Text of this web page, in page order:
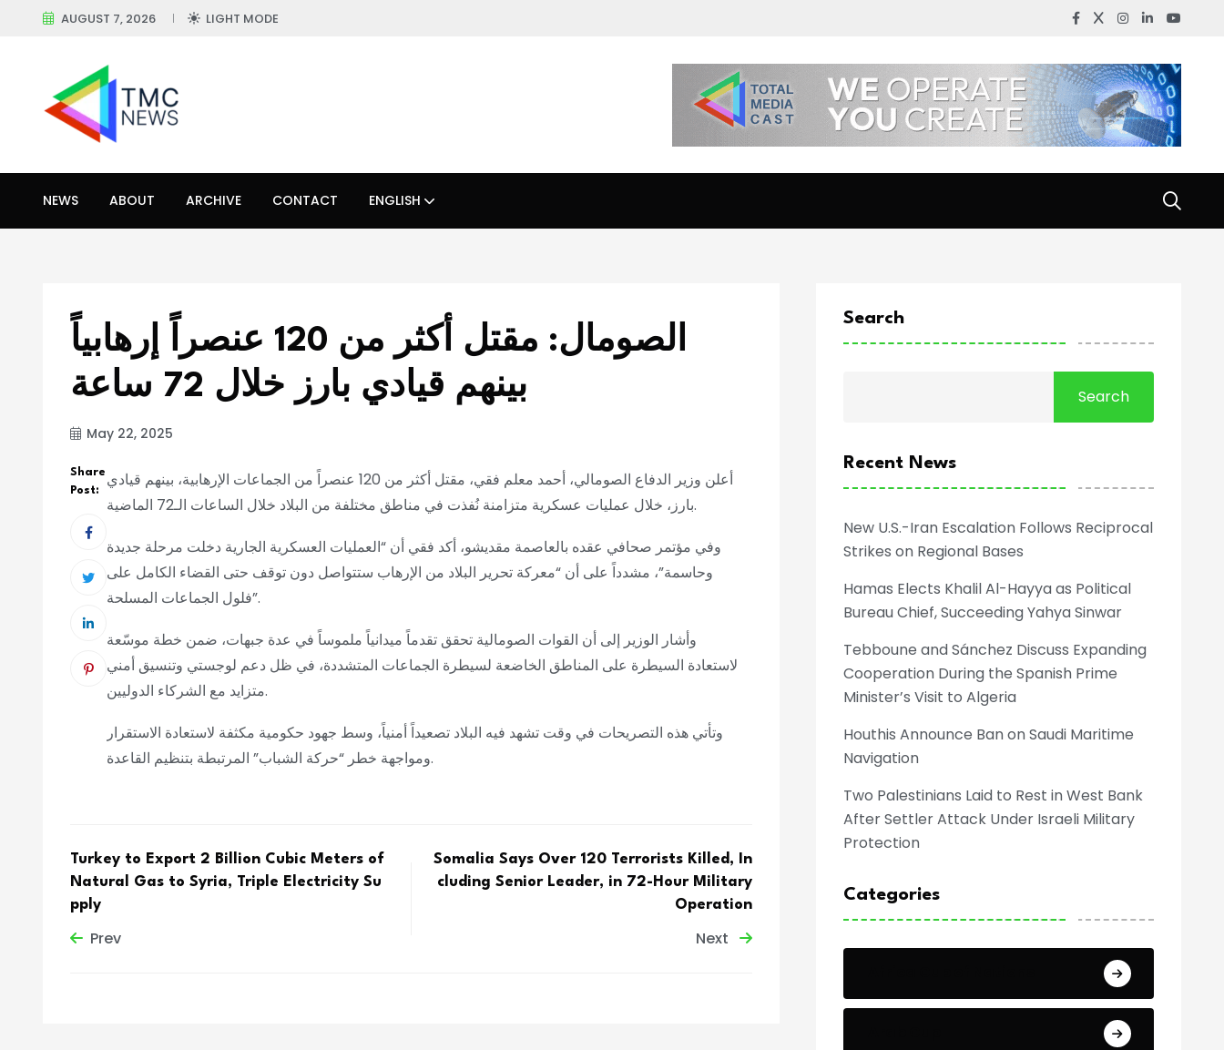
AUGUST 7, 2026 LIGHT MODE
NEWS ABOUT ARCHIVE CONTACT ENGLISH
الصومال: مقتل أكثر من 120 عنصراً إرهابياً
بينهم قيادي بارز خلال 72 ساعة
May 22, 2025
Share
Post:
أعلن وزير الدفاع الصومالي، أحمد معلم فقي، مقتل أكثر من 120 عنصراً من الجماعات الإرهابية، بينهم قيادي
بارز، خلال عمليات عسكرية متزامنة نُفذت في مناطق مختلفة من البلاد خلال الساعات الـ72 الماضية.
وفي مؤتمر صحافي عقده بالعاصمة مقديشو، أكد فقي أن “العمليات العسكرية الجارية دخلت مرحلة جديدة
وحاسمة”، مشدداً على أن “معركة تحرير البلاد من الإرهاب ستتواصل دون توقف حتى القضاء الكامل على
فلول الجماعات المسلحة”.
وأشار الوزير إلى أن القوات الصومالية تحقق تقدماً ميدانياً ملموساً في عدة جبهات، ضمن خطة موسّعة
لاستعادة السيطرة على المناطق الخاضعة لسيطرة الجماعات المتشددة، في ظل دعم لوجستي وتنسيق أمني
متزايد مع الشركاء الدوليين.
وتأتي هذه التصريحات في وقت تشهد فيه البلاد تصعيداً أمنياً، وسط جهود حكومية مكثفة لاستعادة الاستقرار
ومواجهة خطر “حركة الشباب” المرتبطة بتنظيم القاعدة.
Turkey to Export 2 Billion Cubic Meters of
Natural Gas to Syria, Triple Electricity Su
pply
Prev
Somalia Says Over 120 Terrorists Killed, In
cluding Senior Leader, in 72-Hour Military
Operation
Next
Search
Search
Recent News
New U.S.-Iran Escalation Follows Reciprocal
Strikes on Regional Bases
Hamas Elects Khalil Al-Hayya as Political
Bureau Chief, Succeeding Yahya Sinwar
Tebboune and Sánchez Discuss Expanding
Cooperation During the Spanish Prime
Minister’s Visit to Algeria
Houthis Announce Ban on Saudi Maritime
Navigation
Two Palestinians Laid to Rest in West Bank
After Settler Attack Under Israeli Military
Protection
Categories